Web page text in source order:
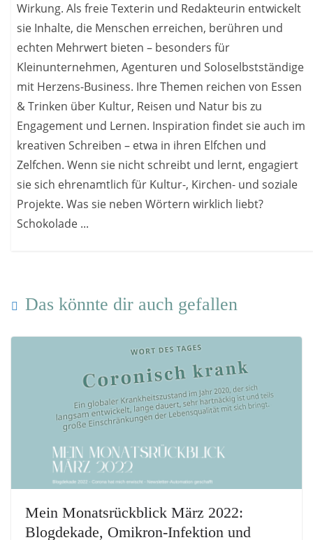
Wirkung. Als freie Texterin und Redakteurin entwickelt
sie Inhalte, die Menschen erreichen, berühren und
echten Mehrwert bieten – besonders für
Kleinunternehmen, Agenturen und Soloselbstständige
mit Herzens-Business. Ihre Themen reichen von Essen
& Trinken über Kultur, Reisen und Natur bis zu
Engagement und Lernen. Inspiration findet sie auch im
kreativen Schreiben – etwa in ihren Elfchen und
Zelfchen. Wenn sie nicht schreibt und lernt, engagiert
sie sich ehrenamtlich für Kultur-, Kirchen- und soziale
Projekte. Was sie neben Wörtern wirklich liebt?
Schokolade ...
Das könnte dir auch gefallen
Mein Monatsrückblick März 2022:
Blogdekade, Omikron-Infektion und